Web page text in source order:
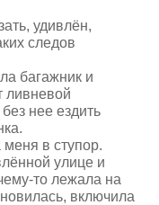
удивлён,
следов
багажник и
ливневой
нее ездить
в ступор.
улице и
то лежала на
включила